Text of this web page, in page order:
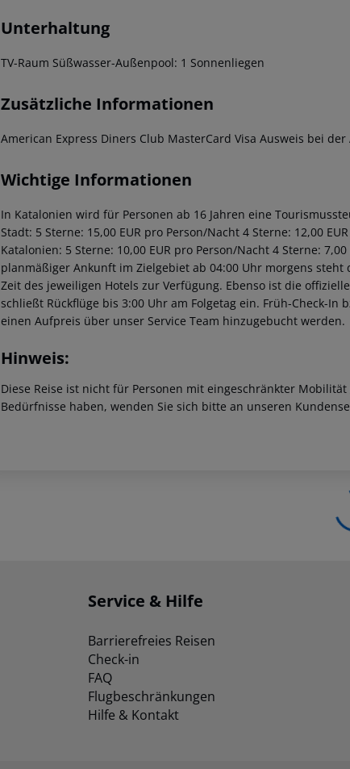
Unterhaltung
TV-Raum Süßwasser-Außenpool: 1 Sonnenliegen
Zusätzliche Informationen
American Express Diners Club MasterCard Visa Ausweis bei
Wichtige Informationen
In Katalonien wird für Personen ab 16 Jahren eine
Stadt: 5 Sterne: 15,00 EUR pro Person/Nacht 4 Sterne: 12,00
Katalonien: 5 Sterne: 10,00 EUR pro Person/Nacht 4 Sterne:
planmäßiger Ankunft im Zielgebiet ab 04:00 Uhr morgens
Zeit des jeweiligen Hotels zur Verfügung. Ebenso ist die
schließt Rückflüge bis 3:00 Uhr am Folgetag ein. Früh-Check-
einen Aufpreis über unser Service Team hinzugebucht werden.
Hinweis:
Diese Reise ist nicht für Personen mit eingeschränkter
Bedürfnisse haben, wenden Sie sich bitte an unseren
Service & Hilfe
Barrierefreies Reisen
Check-in
FAQ
Flugbeschränkungen
Hilfe & Kontakt